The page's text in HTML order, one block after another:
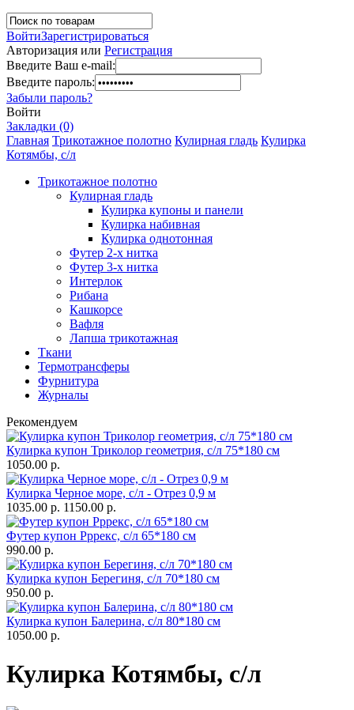
ВойтиЗарегистрироваться
Авторизация или Регистрация
Введите Ваш e-mail:
Введите пароль:
Забыли пароль?
Войти
Закладки (0)
Главная Трикотажное полотно Кулирная гладь Кулирка
Котямбы, с/л
Трикотажное полотно
Кулирная гладь
Кулирка купоны и панели
Кулирка набивная
Кулирка однотонная
Футер 2-х нитка
Футер 3-х нитка
Интерлок
Рибана
Кашкорсе
Вафля
Лапша трикотажная
Ткани
Термотрансферы
Фурнитура
Журналы
Рекомендуем
Кулирка купон Триколор геометрия, с/л 75*180 см
1050.00 р.
Кулирка Черное море, с/л - Отрез 0,9 м
1035.00 р. 1150.00 р.
Футер купон Рррекс, с/л 65*180 см
990.00 р.
Кулирка купон Берегиня, с/л 70*180 см
950.00 р.
Кулирка купон Балерина, с/л 80*180 см
1050.00 р.
Кулирка Котямбы, с/л